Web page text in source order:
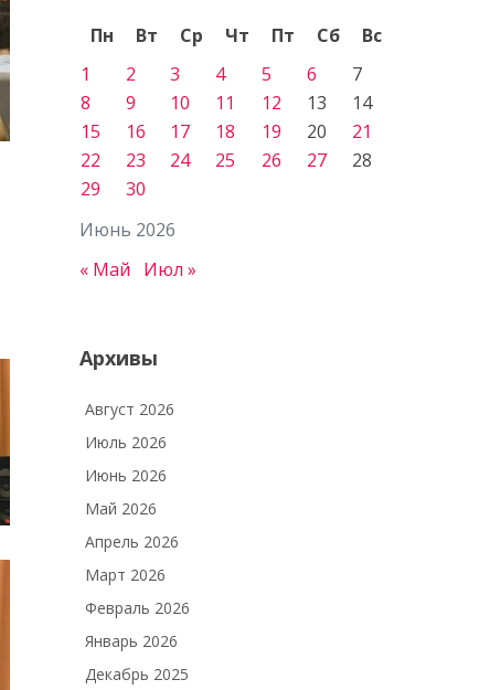
Июнь 2026
Пн Вт Ср Чт Пт Сб
Вс
1
2 3 4 5 6
7
8
9 10 11 12 13
14
15
16 17 18 19 20
21
22
23 24 25 26 27
28
29
30
« Май Июл »
Архивы
Август 2026
Июль 2026
Июнь 2026
Май 2026
Апрель 2026
Март 2026
Февраль 2026
Январь 2026
Декабрь 2025